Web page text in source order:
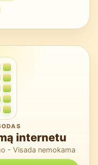
internetu
- Visada nemokama